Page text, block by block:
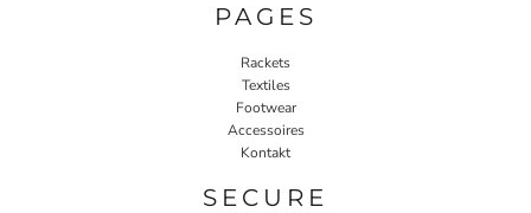
PAGES
Rackets
Textiles
Footwear
Accessoires
Kontakt
SECURE